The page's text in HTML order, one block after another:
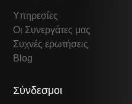
Υπηρεσίες
Οι Συνεργάτες μας
Συχνές ερωτήσεις
Blog
Σύνδεσμοι